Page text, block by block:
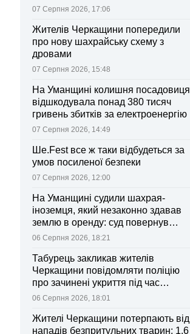
зміни
07 Серпня 2026, 17:06
Жителів Черкащини попередили
про нову шахрайську схему з
дровами
07 Серпня 2026, 15:48
На Уманщині колишня посадовиця
відшкодувала понад 380 тисяч
гривень збитків за електроенергію
07 Серпня 2026, 14:49
Ше.Fest все ж таки відбудеться за
умов посиленої безпеки
07 Серпня 2026, 12:00
На Уманщині судили шахрая-
іноземця, який незаконно здавав
землю в оренду: суд повернув
ділянки громаді
06 Серпня 2026, 18:21
Табурець закликав жителів
Черкащини повідомляти поліцію
про зачинені укриття під час
тривоги
06 Серпня 2026, 18:01
Жителі Черкащини потерпають від
нападів безпритульних тварин: 1,6